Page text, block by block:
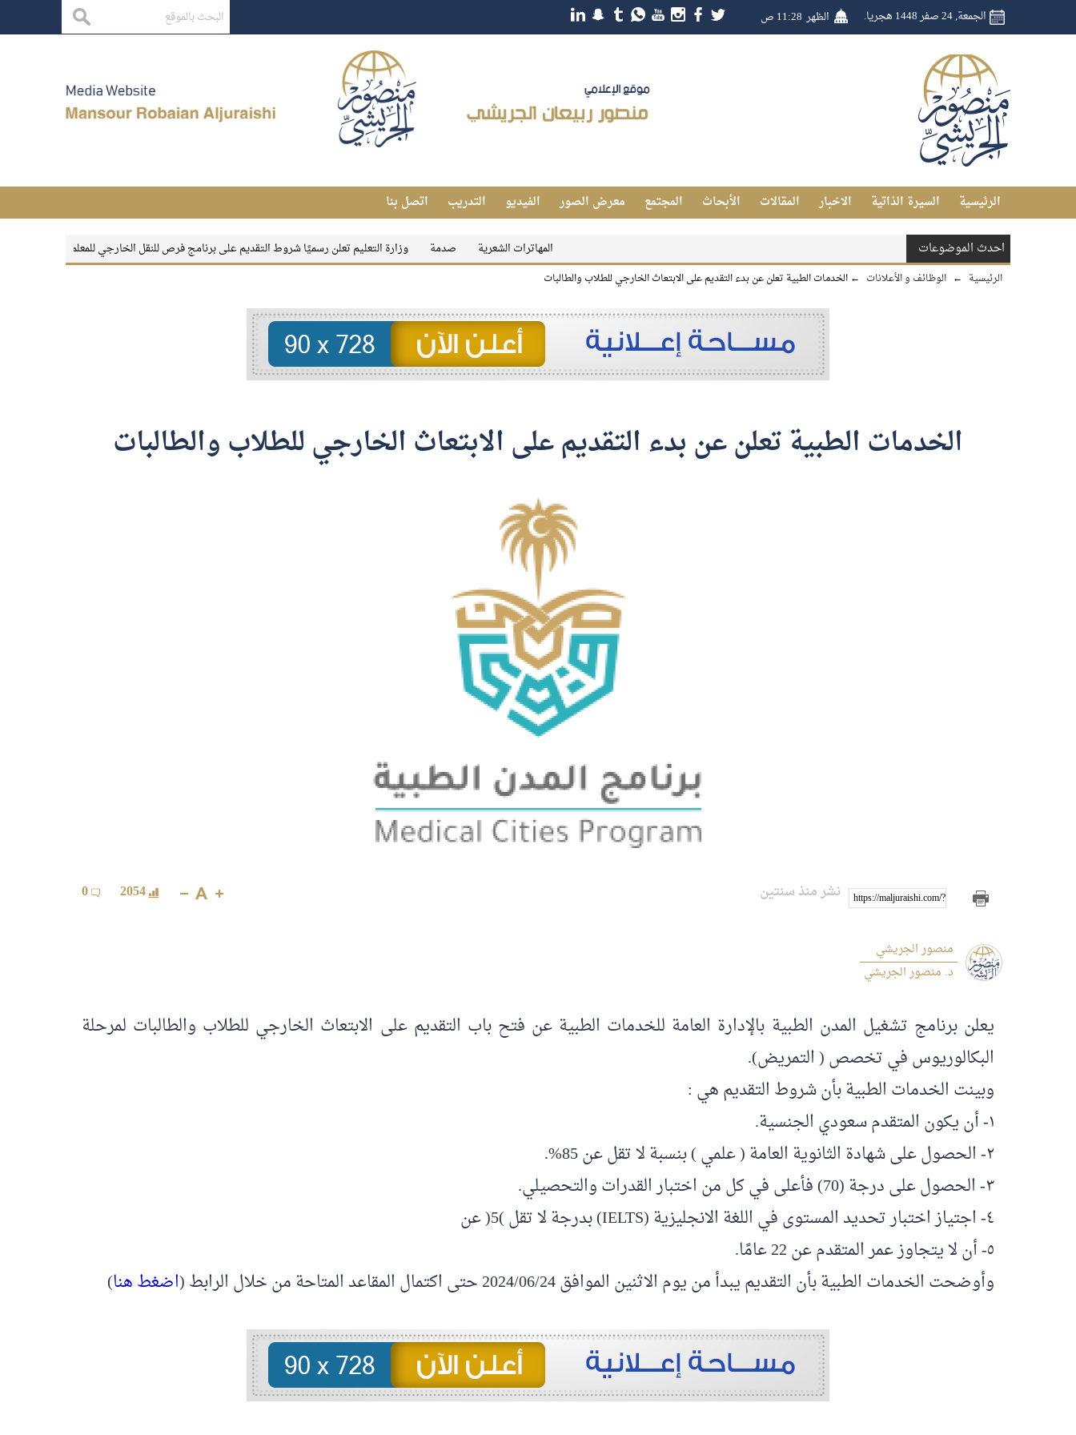
الجمعة, 24 صفر 1448 هجريا. الظهر 11:28 ص
الرئيسية السيرة الذاتية الاخبار المقالات الأبحاث المجتمع معرض الصور الفيديو التدريب اتصل بنا
احدث الموضوعات وزارة التعليم تعلن رسميًا شروط التقديم على برنامج فرص للنقل الخارجي للمعلمين والمعلمات صدمة المهاترات الشعرية
الرئيسية ← الوظائف و الأعلانات ← الخدمات الطبية تعلن عن بدء التقديم على الابتعاث الخارجي للطلاب والطالبات
الخدمات الطبية تعلن عن بدء التقديم على الابتعاث الخارجي للطلاب والطالبات
https://maljuraishi.com/?p=3259 نشر منذ سنتين 2054
0
منصور الجريشي
د. منصور الجريشي
يعلن برنامج تشغيل المدن الطبية بالإدارة العامة للخدمات الطبية عن فتح باب التقديم على الابتعاث الخارجي للطلاب والطالبات لمرحلة
البكالوريوس في تخصص ( التمريض).
وبينت الخدمات الطبية بأن شروط التقديم هي :
١- أن يكون المتقدم سعودي الجنسية.
٢- الحصول على شهادة الثانوية العامة ( علمي ) بنسبة لا تقل عن 85%.
٣- الحصول على درجة (70) فأعلى في كل من اختبار القدرات والتحصيلي.
٤- اجتياز اختبار تحديد المستوى في اللغة الانجليزية (IELTS) بدرجة لا تقل )5( عن
٥- أن لا يتجاوز عمر المتقدم عن 22 عامًا.
وأوضحت الخدمات الطبية بأن التقديم يبدأ من يوم الاثنين الموافق 2024/06/24 حتى اكتمال المقاعد المتاحة من خلال الرابط (
اضغط هنا)